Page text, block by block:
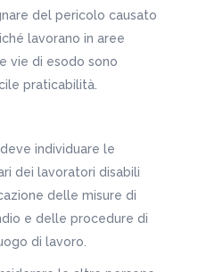
del pericolo causato
lavorano in aree
vie di esodo sono
praticabilità.
individuare le
dei lavoratori disabili
delle misure di
e delle procedure di
di lavoro.